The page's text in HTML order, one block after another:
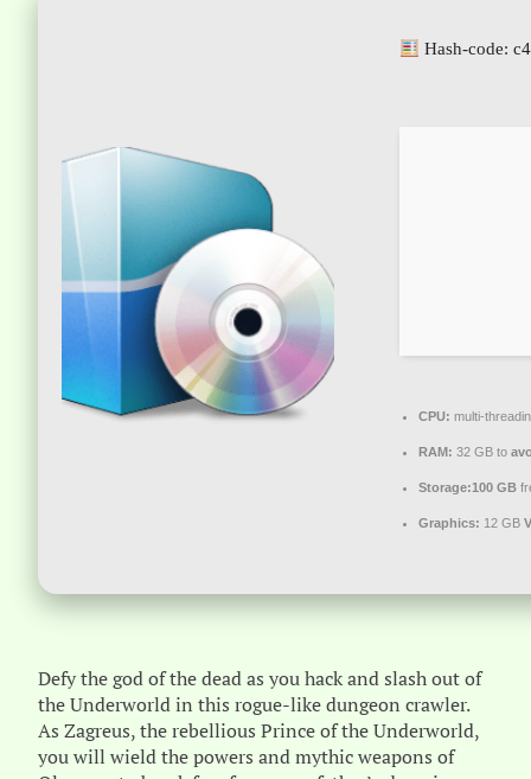
Hash-code:
CPU: multi-
RAM: 32 GB to
Storage:100 GB
Graphics: 12 GB
Defy the god of the dead as you hack and slash out of
the Underworld in this rogue-like dungeon crawler.
As Zagreus, the rebellious Prince of the Underworld,
you will wield the powers and mythic weapons of